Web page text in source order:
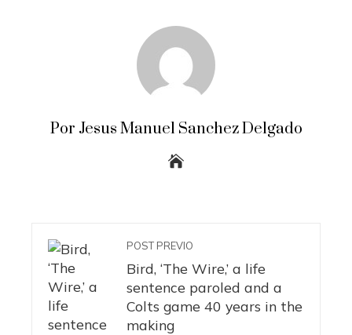
Por Jesus Manuel Sanchez Delgado
POST PREVIO
Bird, ‘The Wire,’ a life
sentence paroled and a
Colts game 40 years in the
making